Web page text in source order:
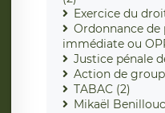
Exercice du
Ordonnance
immédiate ou
Justice pénale
Action de
TABAC (2)
Mikaël